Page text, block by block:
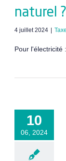
naturel ?
4 juillet 2024
Pour l'électricité
10
06, 2024